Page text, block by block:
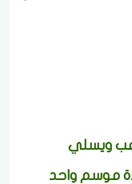
ويسلي
موسم واحد